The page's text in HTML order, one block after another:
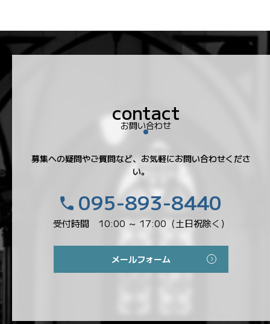
お問い合わせ
募集への疑問やご質問など、お気軽にお問い合わせくださ
い。
095-893-8440
受付時間 10:00 ～ 17:00（土日祝除く）
メールフォーム